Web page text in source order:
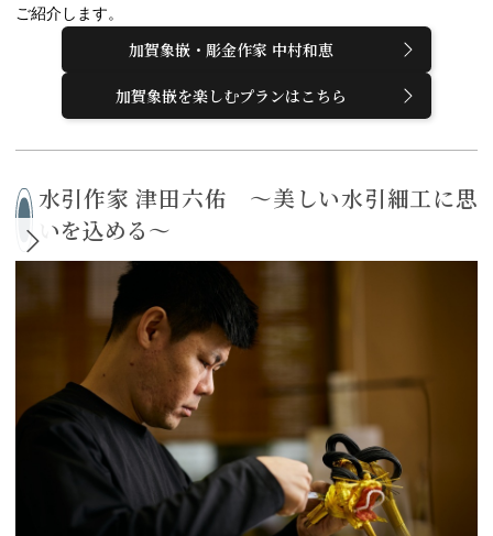
ご紹介します。
加賀象嵌・彫金作家 中村和恵
加賀象嵌を楽しむプランはこちら
水引作家 津田六佑 ～美しい水引細工に思
いを込める～